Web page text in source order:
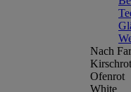
Nach
Kirschrot
Ofenrot
White